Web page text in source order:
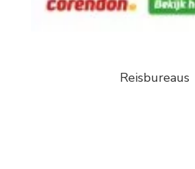
Reisbureaus